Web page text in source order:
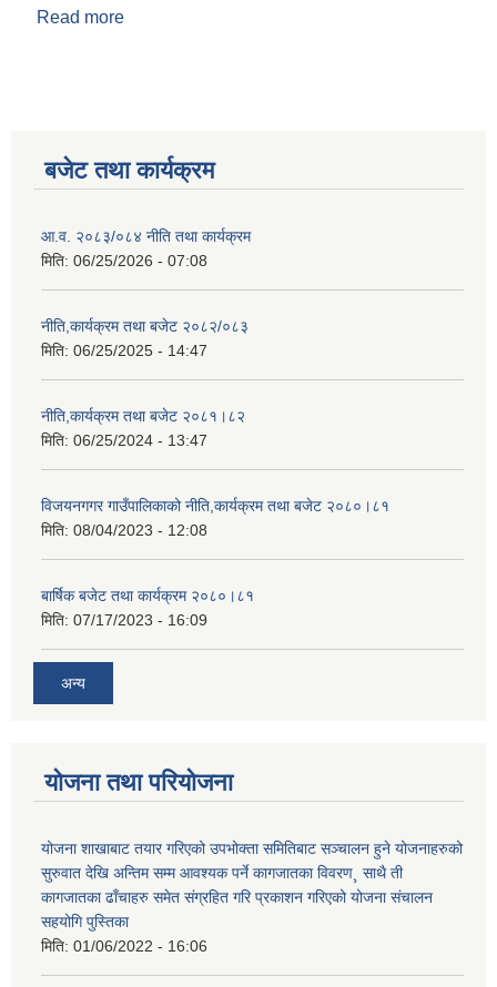
Read more
बजेट तथा कार्यक्रम
आ.व. २०८३/०८४ नीति तथा कार्यक्रम
मिति: 06/25/2026 - 07:08
नीति,कार्यक्रम तथा बजेट २०८२/०८३
मिति: 06/25/2025 - 14:47
नीति,कार्यक्रम तथा बजेट २०८१।८२
मिति: 06/25/2024 - 13:47
विजयनगगर गाउँपालिकाको नीति,कार्यक्रम तथा बजेट २०८०।८१
मिति: 08/04/2023 - 12:08
बार्षिक बजेट तथा कार्यक्रम २०८०।८१
मिति: 07/17/2023 - 16:09
अन्य
योजना तथा परियोजना
योजना शाखाबाट तयार गरिएको उपभोक्ता समितिबाट सञ्चालन हुने योजनाहरुको
सुरुवात देखि अन्तिम सम्म आवश्यक पर्ने कागजातका विवरण¸ साथै ती
कागजातका ढाँचाहरु समेत संग्रहित गरि प्रकाशन गरिएको योजना संचालन
सहयोगि पुस्तिका
मिति: 01/06/2022 - 16:06